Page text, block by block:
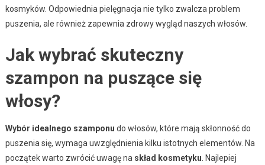
kosmyków. Odpowiednia pielęgnacja nie tylko zwalcza problem
puszenia, ale również zapewnia zdrowy wygląd naszych włosów.
Jak wybrać skuteczny
szampon na puszące się
włosy?
Wybór idealnego szamponu do włosów, które mają skłonność do
puszenia się, wymaga uwzględnienia kilku istotnych elementów. Na
początek warto zwrócić uwagę na skład kosmetyku . Najlepiej